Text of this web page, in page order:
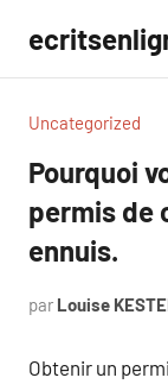
contenu
Uncategorized
Pourquoi
permis de
ennuis.
par Louise
Obtenir un